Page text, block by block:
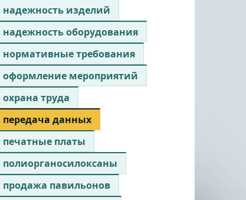
надежность изделий
надежность оборудования
нормативные требования
оформление мероприятий
охрана труда
передача данных
печатные платы
полиорганосилоксаны
продажа павильонов